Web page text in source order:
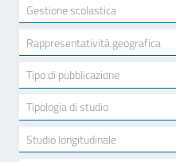
Gestione scolastica
results
Rappresentatività geografica
10
results
available
Tipo di pubblicazione
results
available
Tipologia di studio
results
available
Studio longitudinale
results